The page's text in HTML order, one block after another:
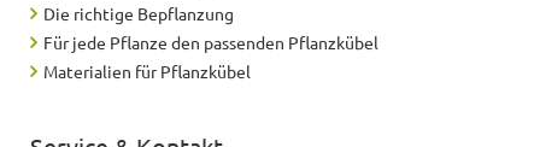
Die richtige Bepflanzung
Für jede Pflanze den passenden Pflanzkübel
Materialien für Pflanzkübel